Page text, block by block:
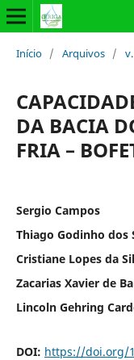
Início / Arquivos /
DA BACIA
FRIA –
Sergio Campos
Thiago Godinho dos
Cristiane Lopes da
Zacarias Xavier de
Lincoln Gehring
DOI: https://doi.org/